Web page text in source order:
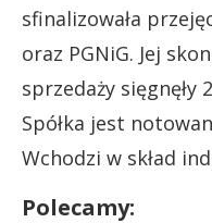
sfinalizowała
oraz PGNiG. Jej
sprzedaży sięgnęły
Spółka jest
Wchodzi w skład
Polecamy: